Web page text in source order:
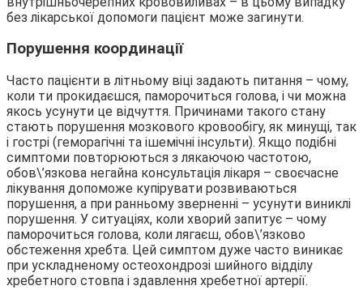
без лікарської допомоги пацієнт може загинути.
Порушення координації
Часто пацієнти в літньому віці задають питання – чому,
коли ти прокидаєшся, паморочиться голова, і чи можна
якось усунути це відчуття. Причинами такого стану
стають порушення мозкового кровообігу, як минущі, так
і гострі (геморагічні та ішемічні інсульти). Якщо подібні
симптоми повторюються з лякаючою частотою,
обов\’язкова негайна консультація лікаря – своєчасне
лікування допоможе купірувати розвиваються
порушення, а при ранньому зверненні – усунути виниклі
порушення. У ситуаціях, коли хворий запитує – чому
паморочиться голова, коли лягаєш, обов\’язково
обстеження хребта. Цей симптом дуже часто виникає
при ускладненому остеохондрозі шийного відділу
хребетного стовпа і здавлення хребетної артерії.